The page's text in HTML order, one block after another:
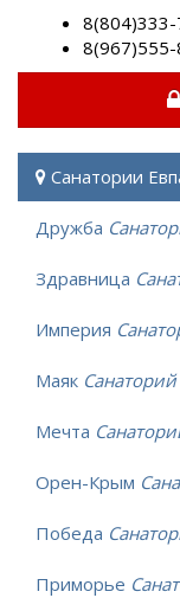
Санатории
Дружба
Здравница
Империя
Маяк Санаторий
Мечта
Орен-Крым
Победа
Приморье